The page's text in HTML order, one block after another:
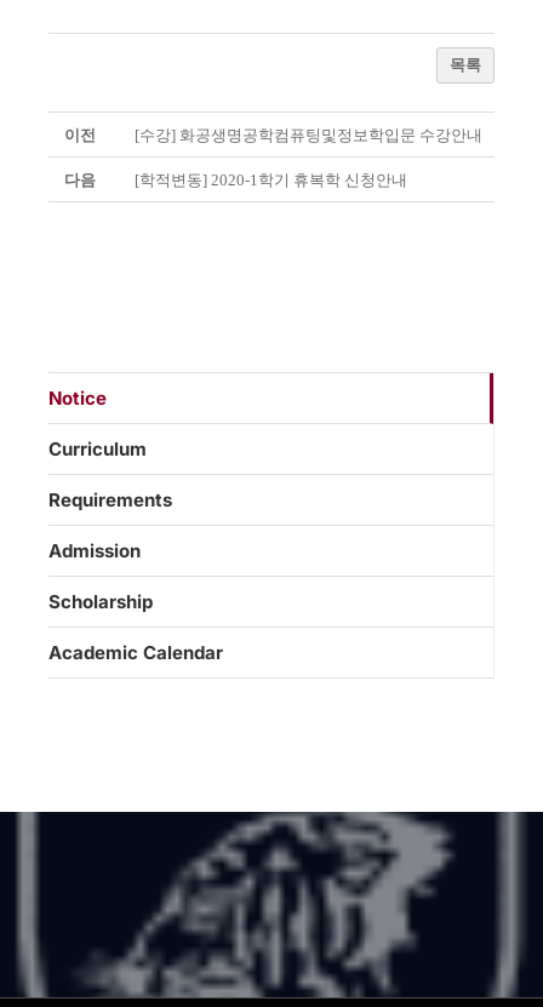
목록
이전 [수강] 화공생명공학컴퓨팅및정보학입문 수강안내
다음 [학적변동] 2020-1학기 휴복학 신청안내
Notice
Curriculum
Requirements
Admission
Scholarship
Academic Calendar